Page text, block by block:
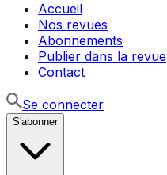
Accueil
Nos revues
Abonnements
Publier dans la revue
Contact
Se connecter
S'abonner